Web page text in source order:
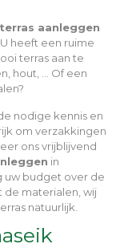
terras aanleggen
heeft een ruime
terras aan te
hout, … Of een
nodige kennis en
om verzakkingen
ons vrijblijvend
in
uw budget over de
de materialen, wij
natuurlijk.